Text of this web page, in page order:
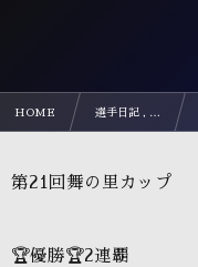
HOME 選手日記 , …
第21回舞の里カップ
🏆優勝🏆2連覇